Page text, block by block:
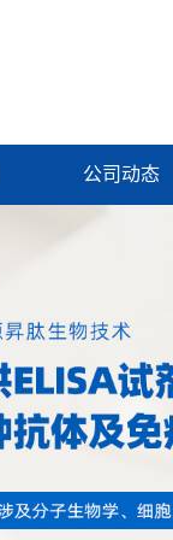
公司动态